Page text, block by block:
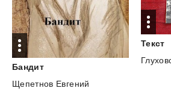
Бандит
Щепетнов Евгений
Текст